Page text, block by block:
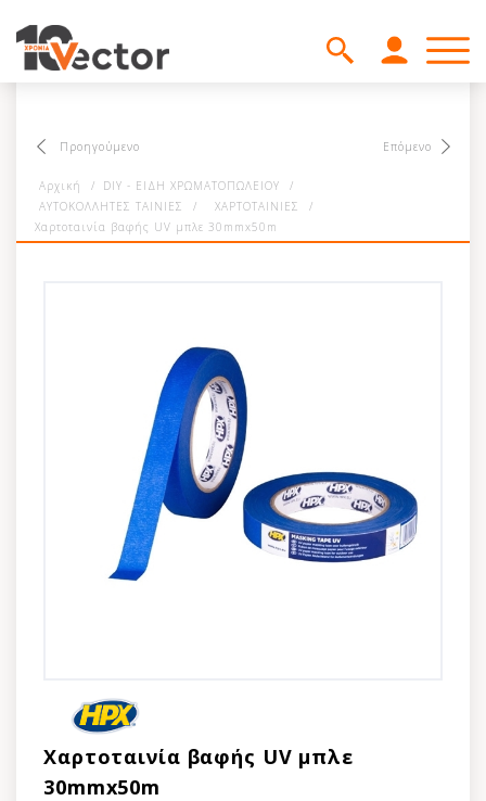
Προηγούμενο Επόμενο
Αρχική / DIY - ΕΙΔΗ ΧΡΩΜΑΤΟΠΩΛΕΙΟΥ
/
ΑΥΤΟΚΟΛΛΗΤΕΣ ΤΑΙΝΙΕΣ
/ ΧΑΡΤΟΤΑΙΝΙΕΣ
/
Χαρτοταινία βαφής UV μπλε 30mmx50m
Χαρτοταινία βαφής UV μπλε
30mmx50m